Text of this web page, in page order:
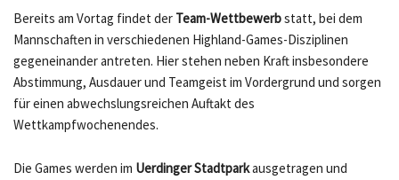
Bereits am Vortag findet der Team-Wettbewerbstatt, bei dem
Mannschaften in verschiedenen Highland-Games-Disziplinen
gegeneinander antreten. Hier stehen neben Kraft insbesondere
Abstimmung, Ausdauer und Teamgeist im Vordergrund und sorgen
für einen abwechslungsreichen Auftakt des
Wettkampfwochenendes.
Die Games werden im Uerdinger Stadtparkausgetragen und